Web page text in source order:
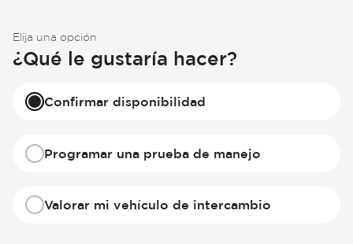
Elija una opción
¿Qué le gustaría hacer?
Confirmar disponibilidad
Programar una prueba de manejo
Valorar mi vehículo de intercambio